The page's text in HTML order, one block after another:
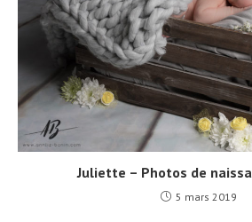
Juliette – Photos de
5 mars 2019